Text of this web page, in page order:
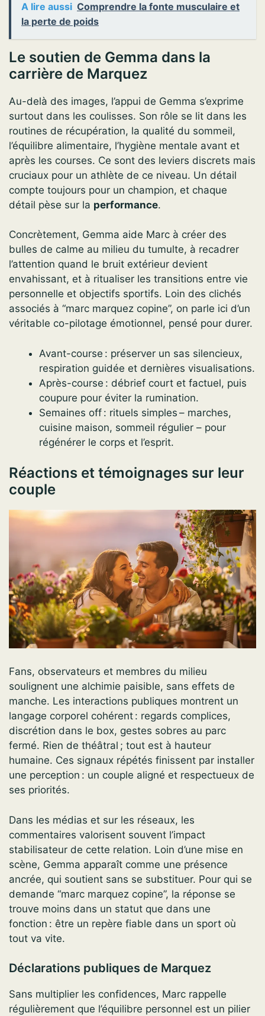
A lire aussi Comprendre la fonte musculaire et
la perte de poids
Le soutien de Gemma dans la
carrière de Marquez
Au-delà des images, l’appui de Gemma s’exprime
surtout dans les coulisses. Son rôle se lit dans les
routines de récupération, la qualité du sommeil,
l’équilibre alimentaire, l’hygiène mentale avant et
après les courses. Ce sont des leviers discrets mais
cruciaux pour un athlète de ce niveau. Un détail
compte toujours pour un champion, et chaque
détail pèse sur la performance.
Concrètement, Gemma aide Marc à créer des
bulles de calme au milieu du tumulte, à recadrer
l’attention quand le bruit extérieur devient
envahissant, et à ritualiser les transitions entre vie
personnelle et objectifs sportifs. Loin des clichés
associés à “marc marquez copine”, on parle ici d’un
véritable co-pilotage émotionnel, pensé pour durer.
Avant-course : préserver un sas silencieux,
respiration guidée et dernières visualisations.
Après-course : débrief court et factuel, puis
coupure pour éviter la rumination.
Semaines off : rituels simples – marches,
cuisine maison, sommeil régulier – pour
régénérer le corps et l’esprit.
Réactions et témoignages sur leur
couple
Fans, observateurs et membres du milieu
soulignent une alchimie paisible, sans effets de
manche. Les interactions publiques montrent un
langage corporel cohérent : regards complices,
discrétion dans le box, gestes sobres au parc
fermé. Rien de théâtral ; tout est à hauteur
humaine. Ces signaux répétés finissent par installer
une perception : un couple aligné et respectueux de
ses priorités.
Dans les médias et sur les réseaux, les
commentaires valorisent souvent l’impact
stabilisateur de cette relation. Loin d’une mise en
scène, Gemma apparaît comme une présence
ancrée, qui soutient sans se substituer. Pour qui se
demande “marc marquez copine”, la réponse se
trouve moins dans un statut que dans une
fonction : être un repère fiable dans un sport où
tout va vite.
Déclarations publiques de Marquez
Sans multiplier les confidences, Marc rappelle
régulièrement que l’équilibre personnel est un pilier